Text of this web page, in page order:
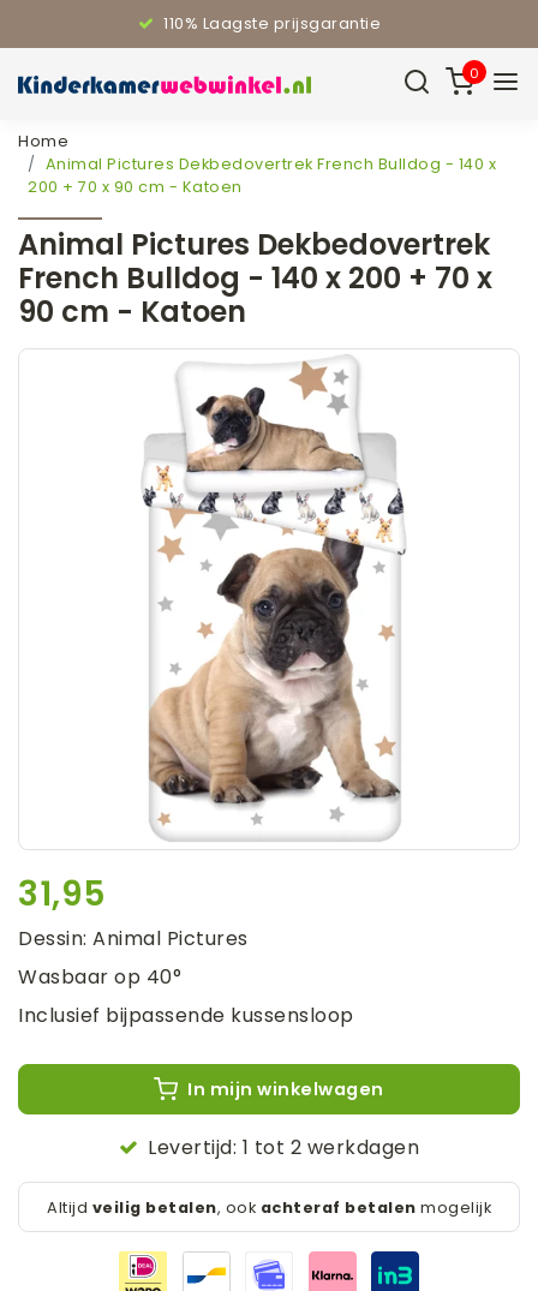
110% Laagste prijsgarantie
0
Home
Animal Pictures Dekbedovertrek French Bulldog - 140 x
200 + 70 x 90 cm - Katoen
Animal Pictures Dekbedovertrek
French Bulldog - 140 x 200 + 70 x
90 cm - Katoen
31,95
Dessin: Animal Pictures
Wasbaar op 40°
Inclusief bijpassende kussensloop
In mijn winkelwagen
Levertijd: 1 tot 2 werkdagen
Altijd veilig betalen, ook achteraf betalen mogelijk